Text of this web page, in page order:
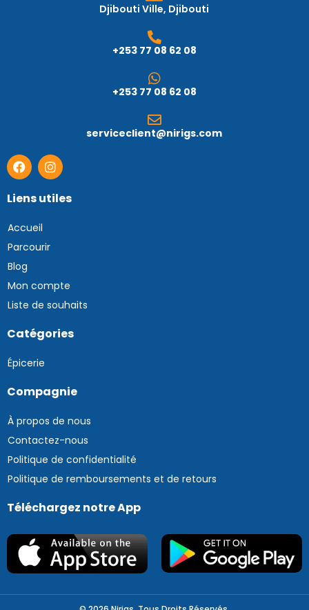
Djibouti Ville, Djibouti
+253 77 08 62 08
+253 77 08 62 08
serviceclient@nirigs.com
Liens utiles
Accueil
Parcourir
Blog
Mon compte
Liste de souhaits
Catégories
Épicerie
Compagnie
À propos de nous
Contactez-nous
Politique de confidentialité
Politique de remboursements et de retours
Téléchargez notre App